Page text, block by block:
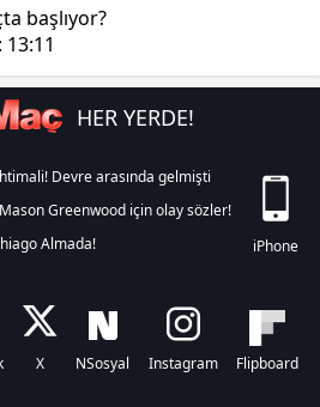
başlıyor?
13:11
HER YERDE!
Devre arasında gelmişti
Greenwood için olay sözler!
Almada!
iPhone
X NSosyal Instagram Flipboard